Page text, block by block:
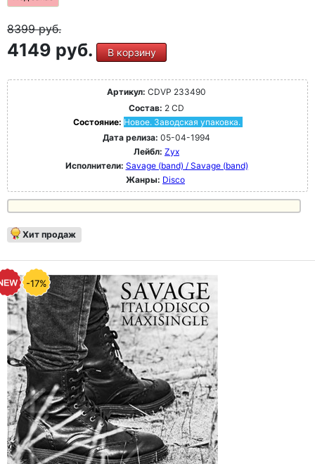
8399руб.
4149 руб. В корзину
Артикул: CDVP 233490
Состав: 2 CD
Состояние: Новое. Заводская упаковка.
Дата релиза: 05-04-1994
Лейбл: Zyx
Исполнители: Savage (band) / Savage (band)
Жанры: Disco
Хит продаж
-17%